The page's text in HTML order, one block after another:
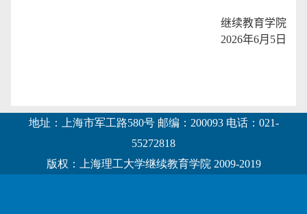
继续教育学院
2026年6月 5 日
地址：上海市军工路580号 邮编：200093 电话：021-
55272818
版权：上海理工大学继续教育学院 2009-2019